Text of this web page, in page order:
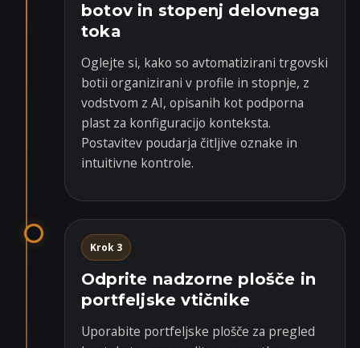
botov in stopenj delovnega
toka
Oglejte si, kako so avtomatizirani trgovski
botii organizirani v profile in stopnje, z
vodstvom z AI, opisanih kot podporna
plast za konfiguracijo konteksta.
Postavitev poudarja čitljive oznake in
intuitivne kontrole.
Krok 3
Odprite nadzorne plošče in
portfeljske vtičnike
Uporabite portfeljske plošče za pregled